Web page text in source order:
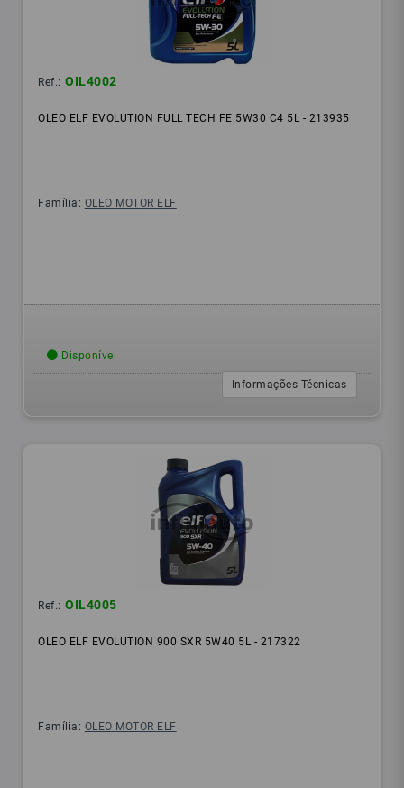
Ref.: OIL4002
OLEO ELF EVOLUTION FULL TECH FE 5W30 C4 5L - 213935
Família: OLEO MOTOR ELF
Disponível
Informações Técnicas
Ref.: OIL4005
OLEO ELF EVOLUTION 900 SXR 5W40 5L - 217322
Família: OLEO MOTOR ELF